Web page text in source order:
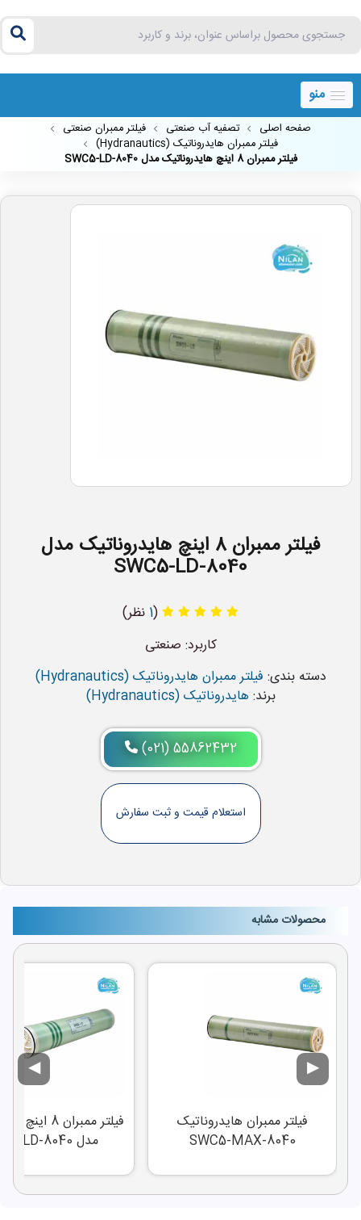
منو
صفحه اصلی تصفیه آب صنعتی
فیلتر ممبران صنعتی
فیلتر ممبران هایدروناتیک (Hydranautics)
فیلتر ممبران 8 اینچ هایدروناتیک مدل SWC5-LD-8040
فیلتر ممبران 8 اینچ هایدروناتیک مدل
SWC5-LD-8040
(
1 نظر)
کاربرد: صنعتی
دسته بندی: فیلتر ممبران هایدروناتیک (Hydranautics)
برند: هایدروناتیک (Hydranautics)
(021) 55862432
استعلام قیمت و ثبت سفارش
محصولات مشابه
فیلتر ممبران هایدروناتیک
SWC5-MAX-8040
فیلتر ممبران 8
مدل SWC6-LD-8040
▶
◀